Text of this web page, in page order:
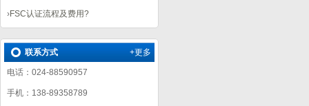
›FSC认证流程及费用?
+更多
联系方式
电话：024-88590957
手机：138-89358789